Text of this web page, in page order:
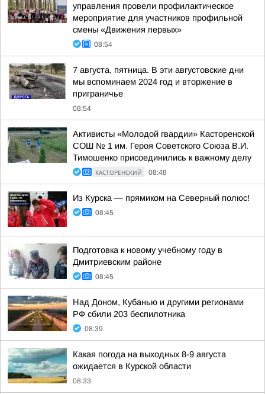
управления провели профилактическое
мероприятие для участников профильной
смены «Движения первых»
08:54
7 августа, пятница. В эти августовские дни
мы вспоминаем 2024 год и вторжение в
приграничье
08:54
Активисты «Молодой гвардии» Касторенской
СОШ № 1 им. Героя Советского Союза В.И.
Тимошенко присоединились к важному делу
КАСТОРЕНСКИЙ 08:48
Из Курска — прямиком на Северный полюс!
08:45
Подготовка к новому учебному году в
Дмитриевским районе
08:45
Над Доном, Кубанью и другими регионами
РФ сбили 203 беспилотника
08:39
Какая погода на выходных 8-9 августа
ожидается в Курской области
08:33